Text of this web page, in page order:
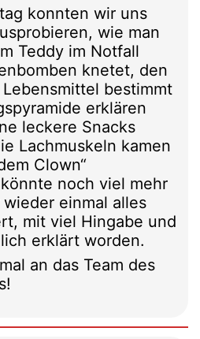
konnten wir uns
wie man
Teddy im Notfall
knetet, den
bestimmt
erklären
leckere Snacks
Lachmuskeln kamen
Clown“
noch viel mehr
einmal alles
mit viel Hingabe und
erklärt worden.
an das Team des